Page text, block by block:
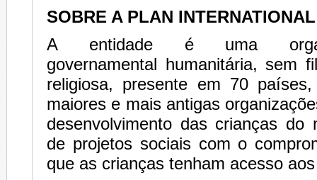
SOBRE A PLAN INTERNATIONAL
A entidade é uma
governamental humanitária, sem
religiosa, presente em 70
maiores e mais antigas
desenvolvimento das crianças do
de projetos sociais com o
que as crianças tenham acesso